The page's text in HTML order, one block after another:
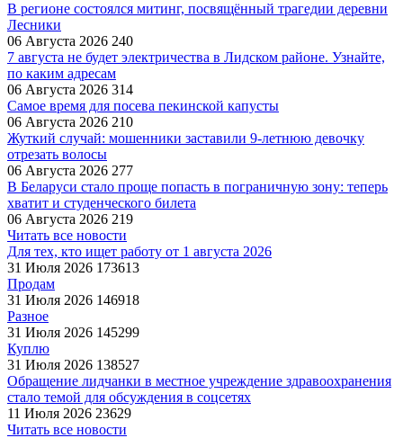
В регионе состоялся митинг, посвящённый трагедии деревни
Лесники
06 Августа 2026 240
7 августа не будет электричества в Лидском районе. Узнайте,
по каким адресам
06 Августа 2026 314
Самое время для посева пекинской капусты
06 Августа 2026 210
Жуткий случай: мошенники заставили 9‑летнюю девочку
отрезать волосы
06 Августа 2026 277
В Беларуси стало проще попасть в пограничную зону: теперь
хватит и студенческого билета
06 Августа 2026 219
Читать все новости
Для тех, кто ищет работу от 1 августа 2026
31 Июля 2026 173613
Продам
31 Июля 2026 146918
Разное
31 Июля 2026 145299
Куплю
31 Июля 2026 138527
Обращение лидчанки в местное учреждение здравоохранения
стало темой для обсуждения в соцсетях
11 Июля 2026 23629
Читать все новости